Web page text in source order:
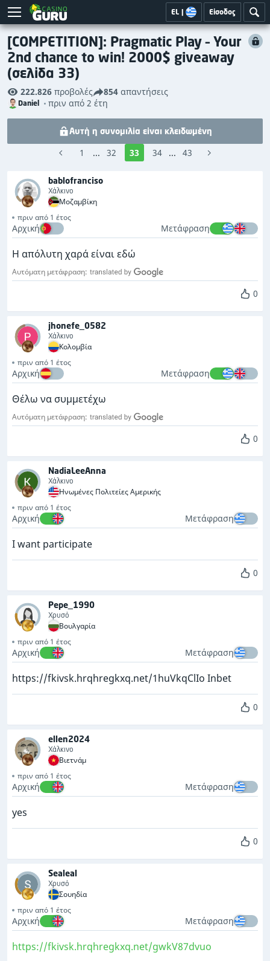
EL | Είσοδος
[COMPETITION]: Pragmatic Play – Your
2nd chance to win! 2000$ giveaway
(σελίδα 33)
222.826 προβολές 854 απαντήσεις
Daniel πριν από 2 έτη
1 ... 32 33 34 ... 43
Αυτή η συνομιλία είναι κλειδωμένη
bablofranciso
Χάλκινο
Μοζαμβίκη
πριν από 1 έτος
Αρχική Μετάφραση
Η απόλυτη χαρά είναι εδώ
Αυτόματη μετάφραση:
0
jhonefe_0582
Χάλκινο
Κολομβία
πριν από 1 έτος
Αρχική Μετάφραση
Θέλω να συμμετέχω
Αυτόματη μετάφραση:
0
NadiaLeeAnna
Χάλκινο
Ηνωμένες Πολιτείες Αμερικής
πριν από 1 έτος
Αρχική Μετάφραση
I want participate
0
Pepe_1990
Χρυσό
Βουλγαρία
πριν από 1 έτος
Αρχική Μετάφραση
https://fkivsk.hrqhregkxq.net/1huVkqClIo Inbet
0
ellen2024
Χάλκινο
Βιετνάμ
πριν από 1 έτος
Αρχική Μετάφραση
yes
0
Sealeal
Χρυσό
Σουηδία
πριν από 1 έτος
Αρχική Μετάφραση
https://fkivsk.hrqhregkxq.net/gwkV87dvuo